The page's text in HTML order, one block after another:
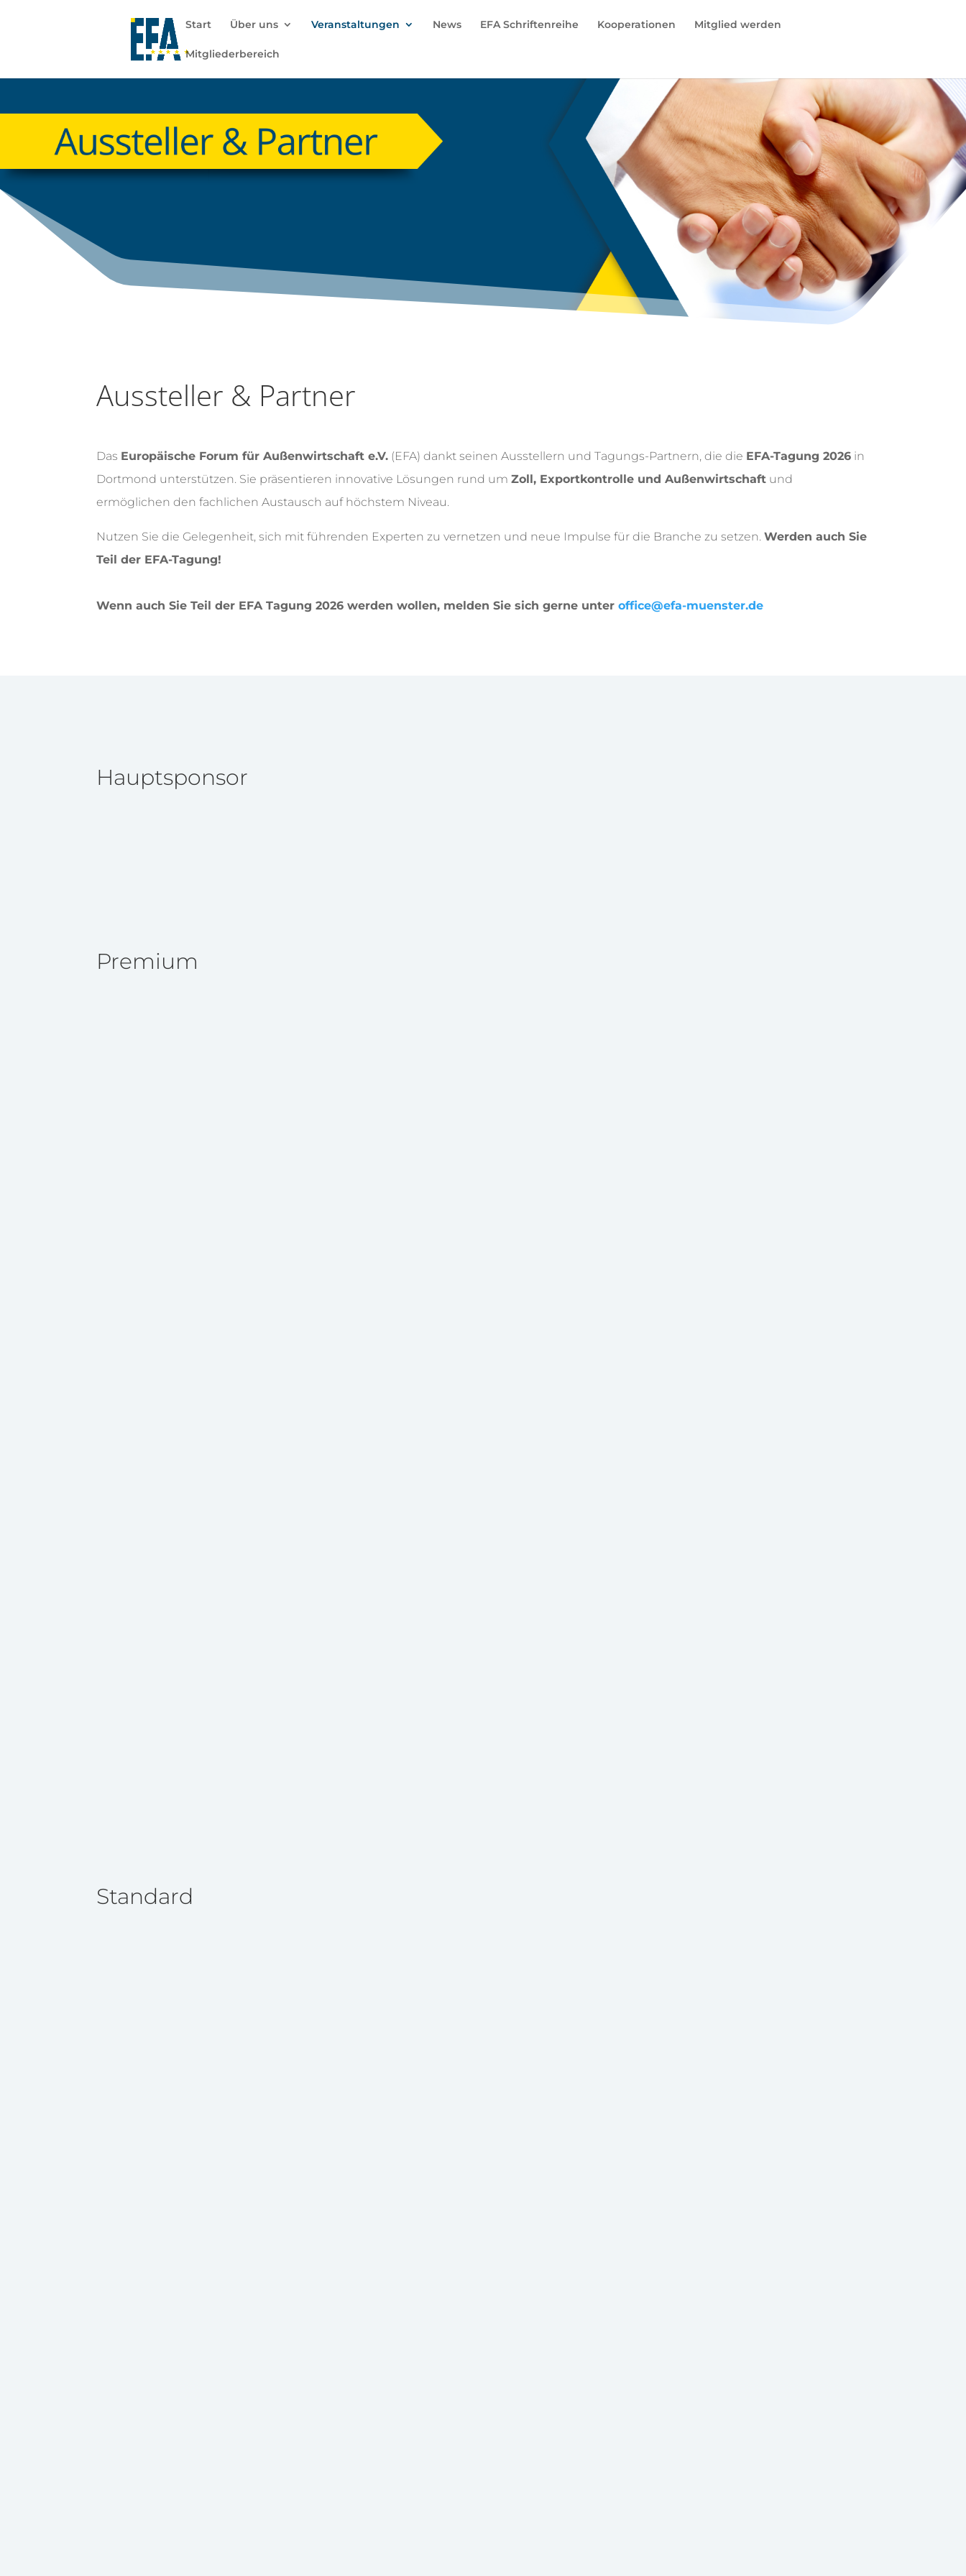
Start Über uns Veranstaltungen News EFA Schriftenreihe Kooperationen Mitglied werden
Mitgliederbereich
Aussteller & Partner
Das Europäische Forum für Außenwirtschaft e.V. (EFA) dankt seinen Ausstellern und Tagungs-Partnern, die die EFA-Tagung 2026 in
Dortmond unterstützen. Sie präsentieren innovative Lösungen rund umZoll, Exportkontrolle und Außenwirtschaft und
ermöglichen den fachlichen Austausch auf höchstem Niveau.
Nutzen Sie die Gelegenheit, sich mit führenden Experten zu vernetzen und neue Impulse für die Branche zu setzen.Werden auch Sie
Teil der EFA-Tagung!
Wenn auch Sie Teil der EFA Tagung 2026 werden wollen, melden Sie sich gerne unteroffice@efa-muenster.de
Hauptsponsor
Premium
Standard